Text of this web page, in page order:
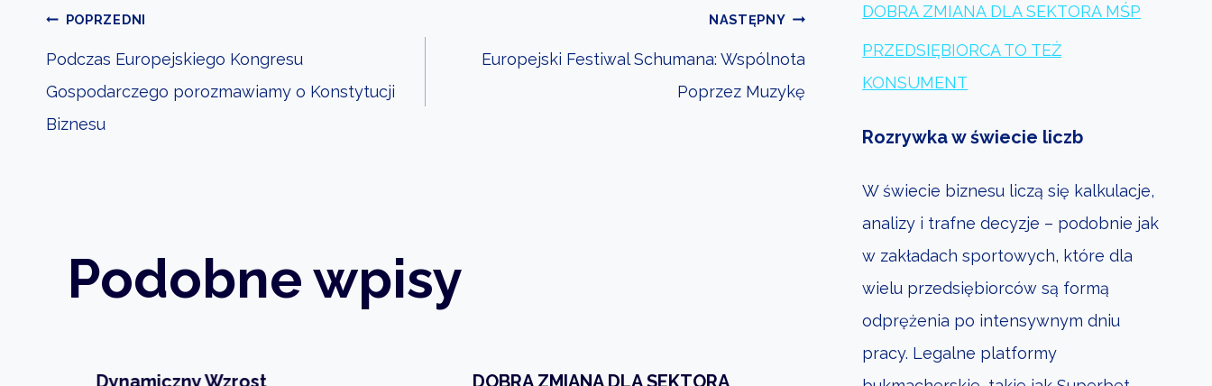
Nawigacja
wpisu
POPRZEDNI
Podczas Europejskiego Kongresu
Gospodarczego porozmawiamy o Konstytucji
Biznesu
NASTĘPNY
Europejski Festiwal Schumana: Wspólnota
Poprzez Muzykę
Podobne wpisy
Dynamiczny Wzrost DOBRA ZMIANA DLA SEKTORA Rola Kluczowej Przejrzystości:
DOBRA ZMIANA DLA SEKTORA MŚP
PRZEDSIĘBIORCA TO TEŻ
KONSUMENT
Rozrywka w świecie liczb
W świecie biznesu liczą się kalkulacje,
analizy i trafne decyzje – podobnie jak
w zakładach sportowych, które dla
wielu przedsiębiorców są formą
odprężenia po intensywnym dniu
pracy. Legalne platformy